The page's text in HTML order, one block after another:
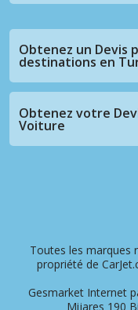
Obtenez un Devis
destinations en
Obtenez votre
Voiture
Toutes les marques
propriété de
Gesmarket Internet
Mijares 190